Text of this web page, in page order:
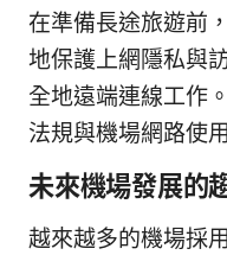
在準備長途旅遊前
地保護上網隱私與
全地遠端連線工作
法規與機場網路使
未來機場發展的
越來越多的機場採